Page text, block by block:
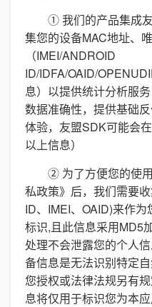
① 我们的产品集成
集您的设备MAC地址、
（IMEI/ANDROID
ID/IDFA/OAID/
息）以提供统计分析服
数据准确性，提供基础
体验，友盟SDK可能会
以上信息）
② 为了方便您的使
私政策》后，我们需要
ID、IMEI、OAID)来作
标识,且此信息采用MD5
处理不会泄露您的个人
备信息是无法识别特定
您授权或法律法规另有
息将仅用于标识您为本应